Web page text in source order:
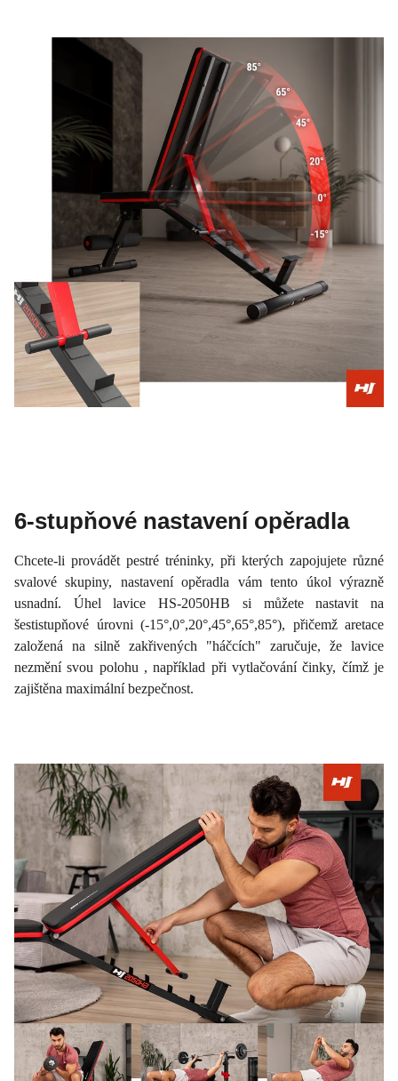
6-stupňové nastavení opěradla
Chcete-li provádět pestré tréninky, při kterých zapojujete různé
svalové skupiny, nastavení opěradla vám tento úkol výrazně
usnadní. Úhel lavice HS-2050HB si můžete nastavit na
šestistupňové úrovni (-15°,0°,20°,45°,65°,85°), přičemž aretace
založená na silně zakřivených "háčcích" zaručuje, že lavice
nezmění svou polohu , například při vytlačování činky, čímž je
zajištěna maximální bezpečnost.